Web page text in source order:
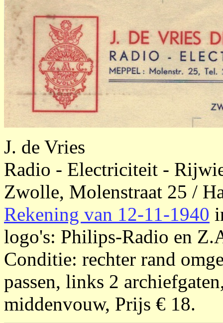
J. de Vries
Radio - Electriciteit -
Zwolle, Molenstraat 25 /
Rekening van 12-11-1940
logo's: Philips-Radio en
Conditie: rechter rand
passen, links 2
middenvouw, Prijs € 18.